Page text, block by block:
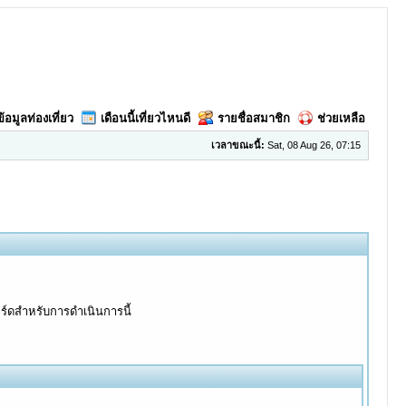
อมูลท่องเที่ยว เดือนนี้เที่ยวไหนดี รายชื่อสมาชิก ช่วยเหลือ
เวลาขณะนี้: Sat, 08 Aug 26, 07:15
สำหรับการดำเนินการนี้